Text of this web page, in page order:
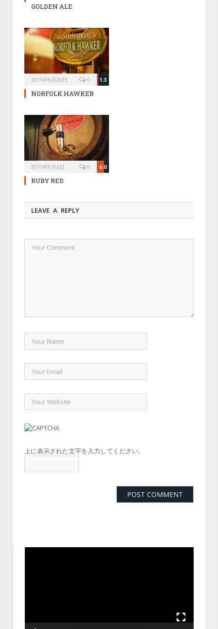
GOLDEN ALE
2015年8月20日 1.3
0
NORFOLK HAWKER
2015年8月6日 6.0
0
RUBY RED
LEAVE A REPLY
上に表示された文字を入力してください。